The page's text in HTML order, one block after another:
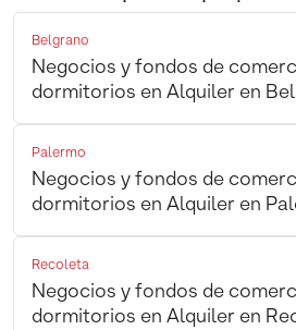
Belgrano
Negocios y fondos de
dormitorios en Alquiler en
Palermo
Negocios y fondos de
dormitorios en Alquiler en
Recoleta
Negocios y fondos de
dormitorios en Alquiler en